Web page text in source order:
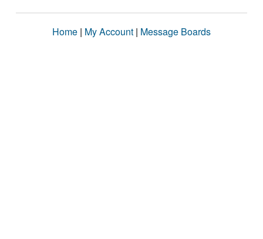
Home | My Account | Message Boards